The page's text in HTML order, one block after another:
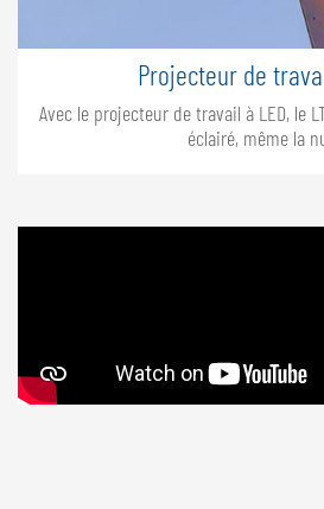
Projecteur de
Avec le projecteur de travail à LED, le
éclairé, même la